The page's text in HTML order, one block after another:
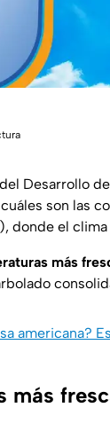
Desarrollo
son las
donde el
más
americana?
más